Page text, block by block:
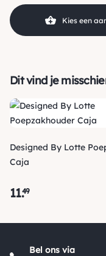
Verzending
Je ontvangt een track
Kies een
Dit vind je
Designed By Lotte
Caja
11.49
Bel ons via